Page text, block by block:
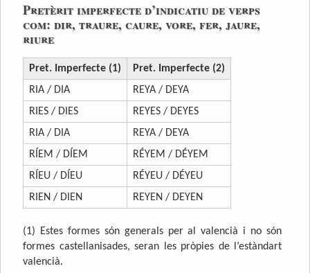
Pretèrit imperfecte d’indicatiu de verps
com: dir, traure, caure, vore, fer, jaure,
riure
Pret. Imperfecte (1)
Pret. Imperfecte (2)
RIA / DIA
REYA / DEYA
RIES / DIES
REYES / DEYES
RIA / DIA
REYA / DEYA
RÍEM / DÍEM
RÉYEM / DÉYEM
RÍEU / DÍEU
RÉYEU / DÉYEU
RIEN / DIEN
REYEN / DEYEN
(1) Estes formes són generals per al valencià i no són
formes castellanisades, seran les pròpies de l’estàndart
valencià.